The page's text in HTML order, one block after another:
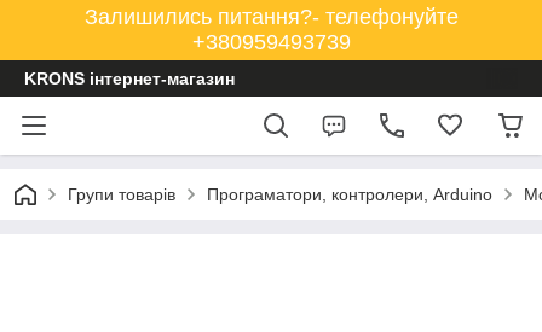
Залишились питання?- телефонуйте
+380959493739
KRONS інтернет-магазин
Групи товарів Програматори, контролери, Arduino